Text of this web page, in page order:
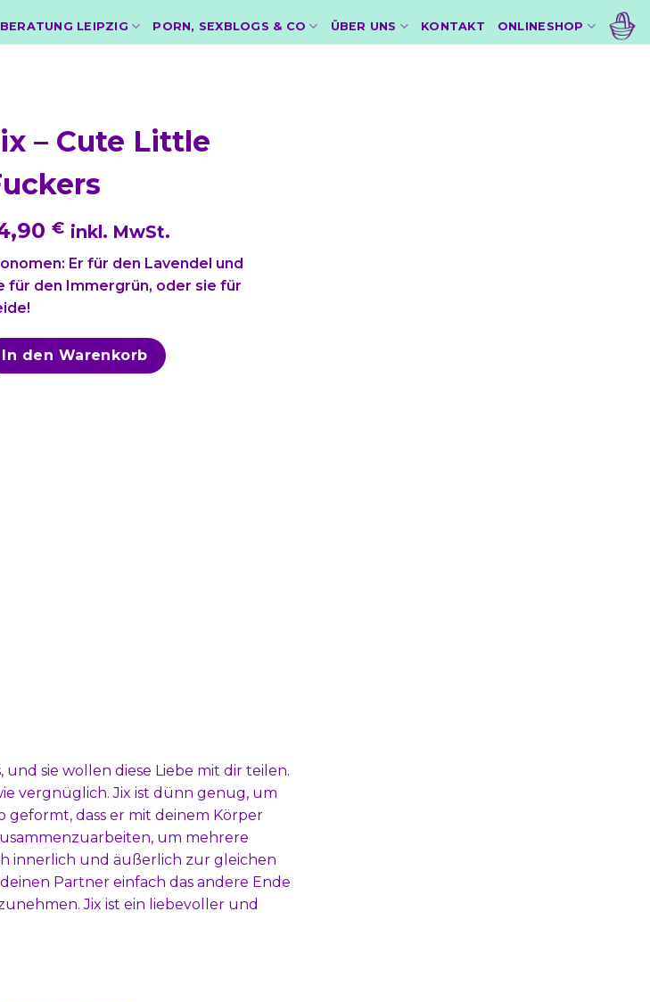
BERATUNG LEIPZIG PORN, SEXBLOGS & CO ÜBER UNS KONTAKT ONLINESHOP
– Cute Little
€ inkl. MwSt.
Er für den Lavendel und
für den Immergrün, oder sie für
In den Warenkorb
sie wollen diese Liebe mit dir teilen.
vergnüglich. Jix ist dünn genug, um
geformt, dass er mit deinem Körper
um mehrere
innerlich und äußerlich zur gleichen
Partner einfach das andere Ende
Jix ist ein liebevoller und